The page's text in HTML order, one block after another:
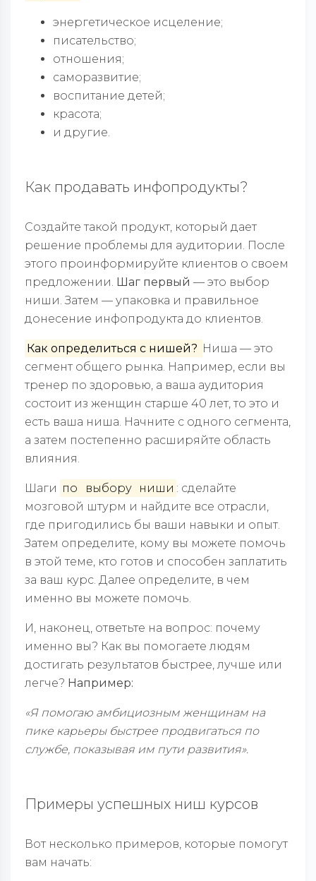
энергетическое исцеление;
писательство;
отношения;
саморазвитие;
воспитание детей;
красота;
и другие.
Как продавать инфопродукты?
Создайте такой продукт, который дает
решение проблемы для аудитории. После
этого проинформируйте клиентов о своем
предложении. Шаг первый — это выбор
ниши. Затем — упаковка и правильное
донесение инфопродукта до клиентов.
Как определиться с нишей? Ниша — это
сегмент общего рынка. Например, если вы
тренер по здоровью, а ваша аудитория
состоит из женщин старше 40 лет, то это и
есть ваша ниша. Начните с одного сегмента,
а затем постепенно расширяйте область
влияния.
Шаги по выбору ниши : сделайте
мозговой штурм и найдите все отрасли,
где пригодились бы ваши навыки и опыт.
Затем определите, кому вы можете помочь
в этой теме, кто готов и способен заплатить
за ваш курс. Далее определите, в чем
именно вы можете помочь.
И, наконец, ответьте на вопрос: почему
именно вы? Как вы помогаете людям
достигать результатов быстрее, лучше или
легче? Например:
«Я помогаю амбициозным женщинам на
пике карьеры быстрее продвигаться по
службе, показывая им пути развития».
Примеры успешных ниш курсов
Вот несколько примеров, которые помогут
вам начать: